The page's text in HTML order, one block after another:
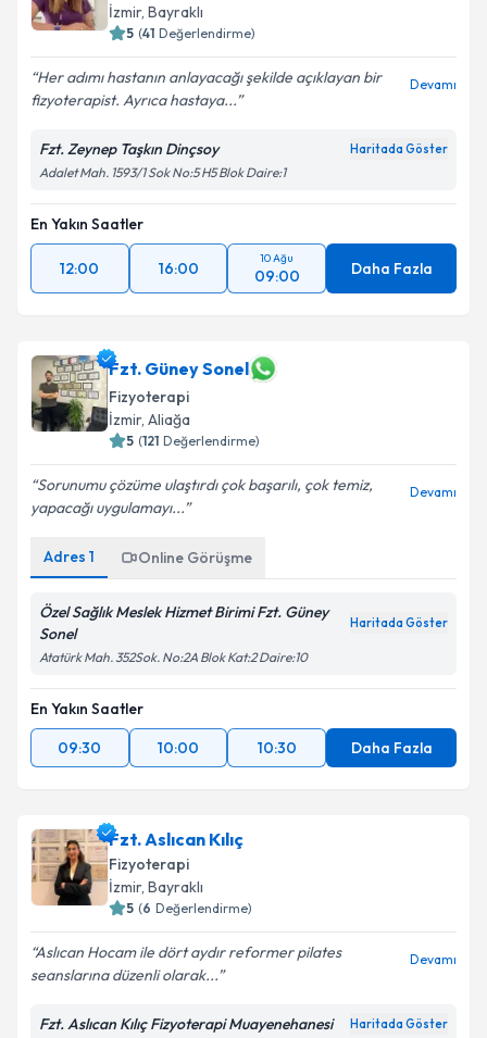
İzmir, Bayraklı
5 (41 Değerlendirme)
Her adımı hastanın anlayacağı şekilde açıklayan bir
fizyoterapist. Ayrıca hastaya...
Devamı
Fzt. Zeynep Taşkın Dinçsoy Haritada Göster
Adalet Mah. 1593/1 Sok No:5 H5 Blok Daire:1
En Yakın Saatler
12:00 16:00
10 Ağu
09:00 Daha Fazla
Fzt. Güney Sonel
Fizyoterapi
İzmir, Aliağa
5 (121 Değerlendirme)
Sorunumu çözüme ulaştırdı çok başarılı, çok temiz,
yapacağı uygulamayı...
Devamı
Adres 1 Online Görüşme
Özel Sağlık Meslek Hizmet Birimi Fzt. Güney
Sonel
Haritada Göster
Atatürk Mah. 352Sok. No:2A Blok Kat:2 Daire:10
En Yakın Saatler
09:30
10:00 10:30 Daha Fazla
Fzt. Aslıcan Kılıç
Fizyoterapi
İzmir, Bayraklı
5 (6 Değerlendirme)
Aslıcan Hocam ile dört aydır reformer pilates
seanslarına düzenli olarak...
Devamı
Fzt. Aslıcan Kılıç Fizyoterapi Muayenehanesi Haritada Göster